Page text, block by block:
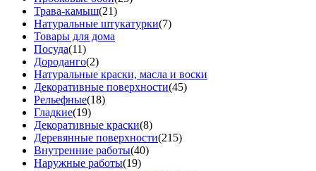
Трава-камыш(21)
Натуральные штукатурки(7)
Товары для дома
Посуда(11)
Дороданго(2)
Натуральные краски, масла и воски
Декоративные поверхности(45)
Рельефные(18)
Гладкие(19)
Декоративные краски(8)
Деревянные поверхности(215)
Внутренние работы(40)
Наружные работы(19)